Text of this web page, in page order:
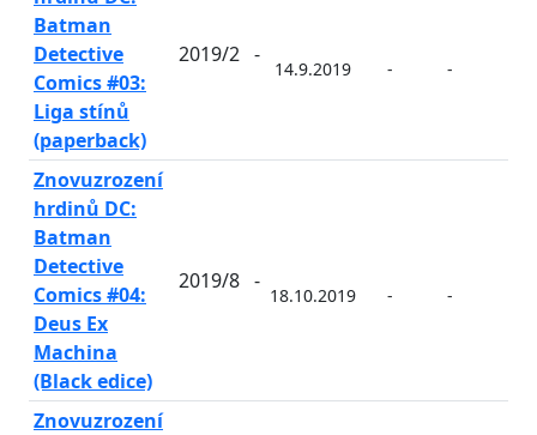
Batman
Detective
Comics #03:
Liga stínů
(paperback)
2019/2 -
14.9.2019 - -
Znovuzrození
hrdinů DC:
Batman
Detective
Comics #04:
Deus Ex
Machina
(Black edice)
2019/8 -
18.10.2019 - -
Znovuzrození